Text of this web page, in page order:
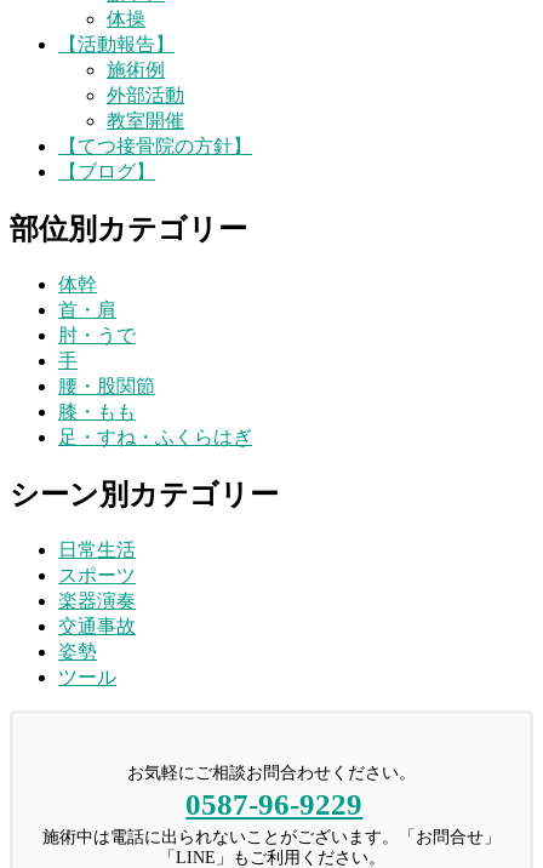
体操
【活動報告】
施術例
外部活動
教室開催
【てつ接骨院の方針】
【ブログ】
部位別カテゴリー
体幹
首・肩
肘・うで
手
腰・股関節
膝・もも
足・すね・ふくらはぎ
シーン別カテゴリー
日常生活
スポーツ
楽器演奏
交通事故
姿勢
ツール
お気軽にご相談お問合わせください。
0587-96-9229
施術中は電話に出られないことがございます。「お問合せ」
「LINE」もご利用ください。